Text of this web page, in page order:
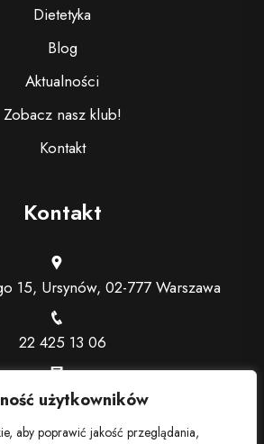
użytkowników
aby poprawić jakość przeglądania,
Dietetyka
Blog
Aktualności
Zobacz nasz klub!
Kontakt
Kontakt
15, Ursynów, 02-777 Warszawa
22 425 13 06